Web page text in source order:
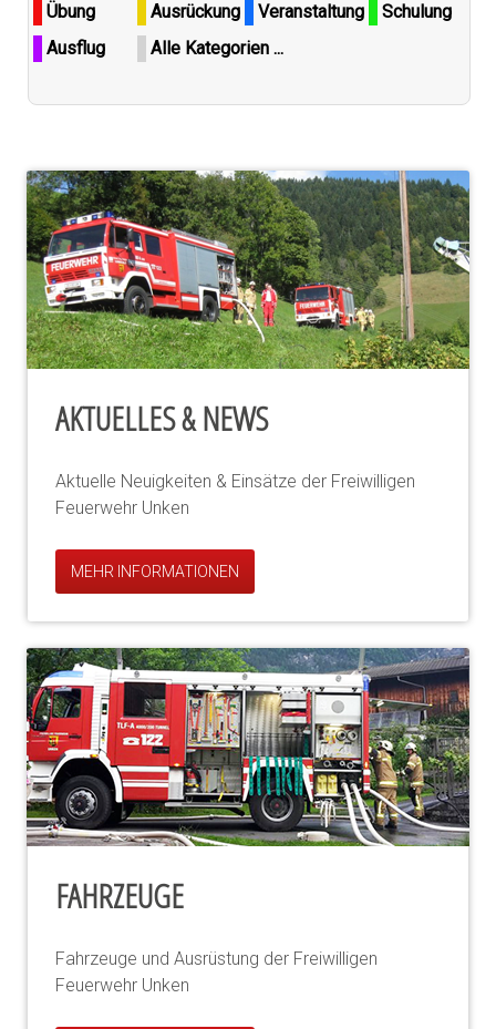
Übung Ausrückung Veranstaltung
Schulung
Ausflug
Alle Kategorien ...
AKTUELLES & NEWS
Aktuelle Neuigkeiten & Einsätze der Freiwilligen
Feuerwehr Unken
MEHR INFORMATIONEN
FAHRZEUGE
Fahrzeuge und Ausrüstung der Freiwilligen
Feuerwehr Unken